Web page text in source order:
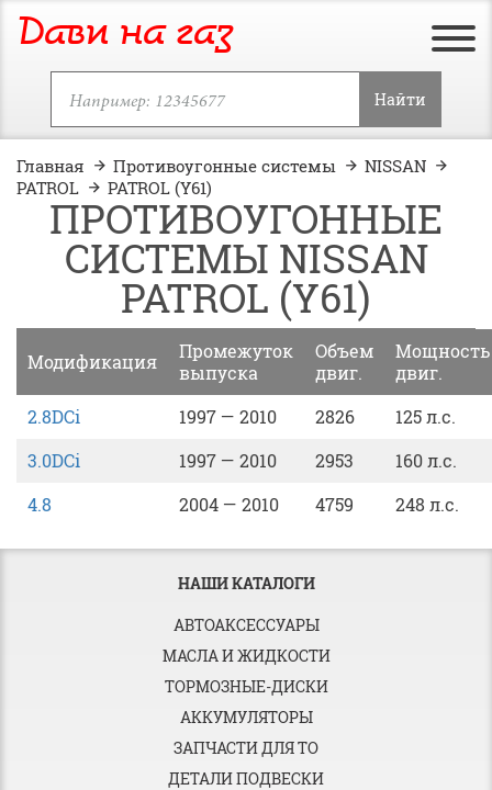
Дави на газ
Найти
Главная Противоугонные системы
NISSAN
PATROL
PATROL (Y61)
ПРОТИВОУГОННЫЕ
СИСТЕМЫ NISSAN
PATROL (Y61)
Модификация
Промежуток
выпуска
Объем
двиг.
Мощность
двиг.
2.8DCi
1997 — 2010 2826
125 л.с.
3.0DCi
1997 — 2010 2953
160 л.с.
4.8
2004 — 2010 4759 248 л.с.
НАШИ КАТАЛОГИ
АВТОАКСЕССУАРЫ
МАСЛА И ЖИДКОСТИ
ТОРМОЗНЫЕ-ДИСКИ
АККУМУЛЯТОРЫ
ЗАПЧАСТИ ДЛЯ ТО
ДЕТАЛИ ПОДВЕСКИ